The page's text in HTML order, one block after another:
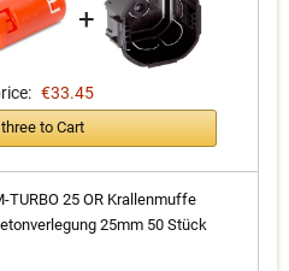
+
€33.45
to Cart
TURBO 25 OR Krallenmuffe
25mm 50 Stück